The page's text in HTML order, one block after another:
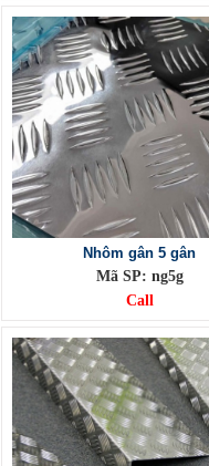
Nhôm gân 5 gân
Mã SP: ng5g
Call